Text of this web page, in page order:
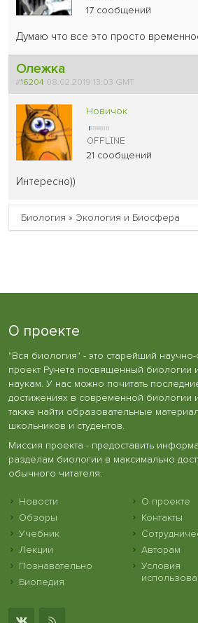
17 сообщений
Думаю что все это просто
Олежка
#16204 08.02.2019 13:03 GMT
Новичок
21 сообщений
Интересно))
О проекте
"Вся биология" - это старейший
проект Рунета посвященный биологии
наукам. У нас можно почитать
достижениях в современной биологии
также найти образовательные
школьников и студентов.
Миссия проекта - предоставить
разделам биологии в максимально
обычного читателя.
Новости
Обзоры
Учебник
Лекции
Познавательно
Биопедия
О проекте
Контакты
Авторам
Условия